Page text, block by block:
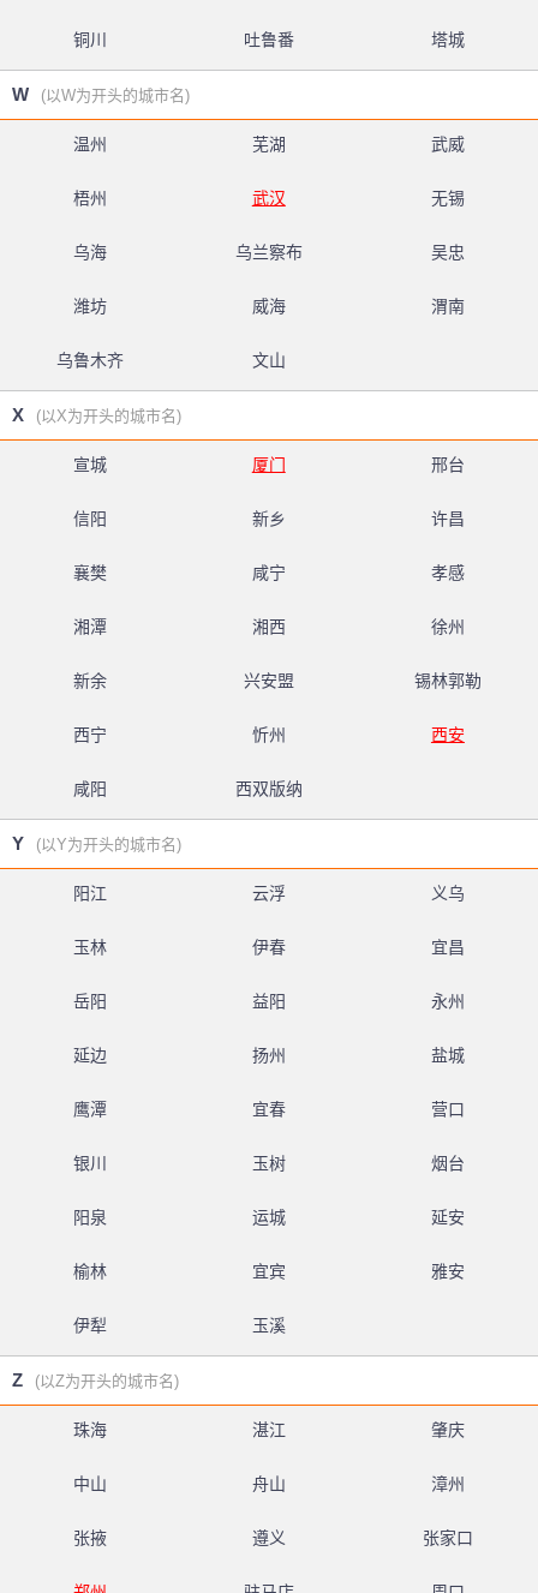
铜川 吐鲁番 塔城
W (以W为开头的城市名)
温州 芜湖 武威
梧州 武汉 无锡
乌海 乌兰察布 吴忠
潍坊 威海 渭南
乌鲁木齐 文山
X (以X为开头的城市名)
宣城 厦门 邢台
信阳 新乡 许昌
襄樊 咸宁 孝感
湘潭 湘西 徐州
新余 兴安盟 锡林郭勒
西宁 忻州 西安
咸阳 西双版纳
Y (以Y为开头的城市名)
阳江 云浮 义乌
玉林 伊春 宜昌
岳阳 益阳 永州
延边 扬州 盐城
鹰潭 宜春 营口
银川 玉树 烟台
阳泉 运城 延安
榆林 宜宾 雅安
伊犁 玉溪
Z (以Z为开头的城市名)
珠海 湛江 肇庆
中山 舟山 漳州
张掖 遵义 张家口